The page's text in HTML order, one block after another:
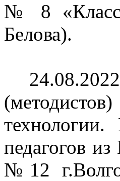
№ 8
Белова).
педагогов
№12